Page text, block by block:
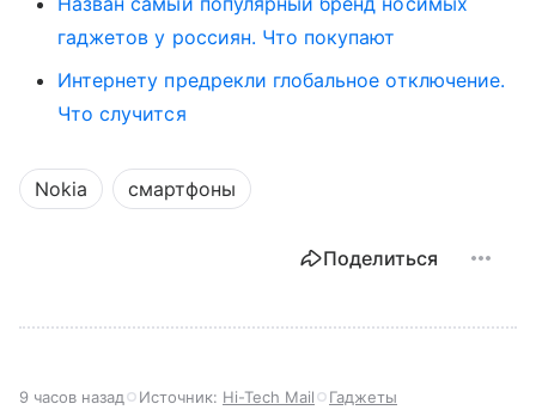
гаджетов у россиян. Что покупают
Интернету предрекли глобальное отключение.
Что случится
Nokia смартфоны
Поделиться
9 часов назад Источник: Hi-Tech Mail Гаджеты